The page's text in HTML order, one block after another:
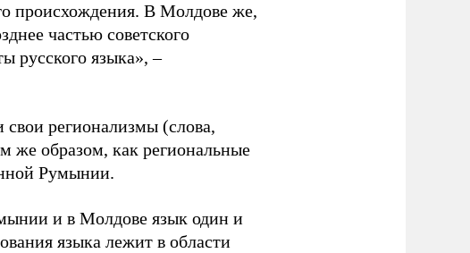
происхождения. В Молдове же,
частью советского
русского языка», –
регионализмы (слова,
же образом, как региональные
Румынии.
и в Молдове язык один и
языка лежит в области